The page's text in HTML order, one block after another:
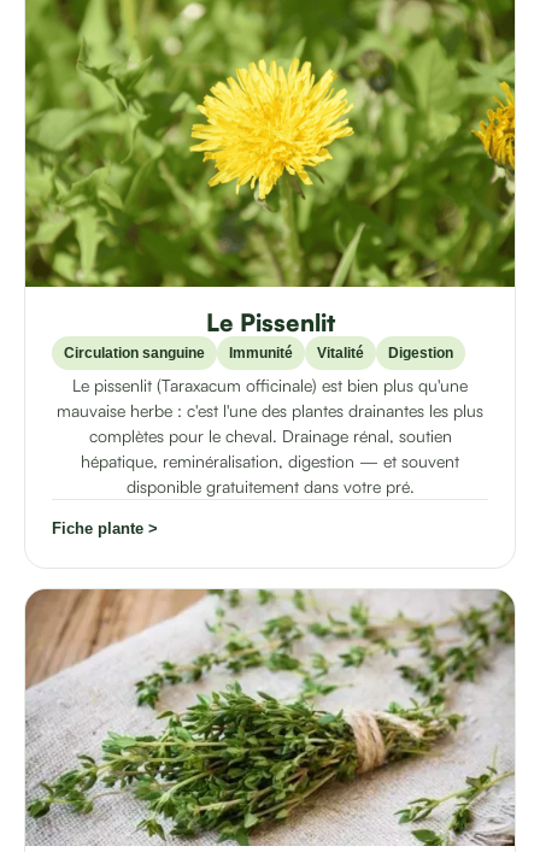
Le Pissenlit
Circulation sanguine Immunité Vitalité Digestion
Le pissenlit (Taraxacum officinale) est bien plus qu'une
mauvaise herbe : c'est l'une des plantes drainantes les plus
complètes pour le cheval. Drainage rénal, soutien
hépatique, reminéralisation, digestion — et souvent
disponible gratuitement dans votre pré.
Fiche plante >